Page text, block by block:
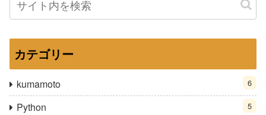
カテゴリー
kumamoto 6
Python 5